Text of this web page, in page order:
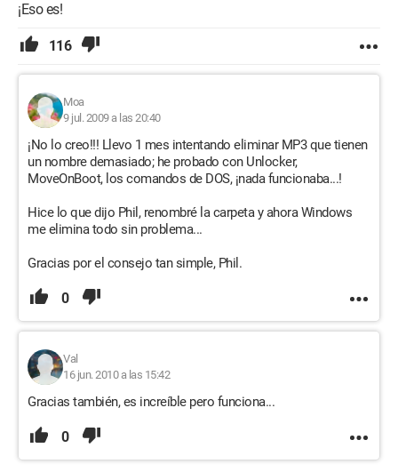
¡Eso es!
116
Moa
9 jul. 2009 a las 20:40
¡No lo creo!!! Llevo 1 mes intentando eliminar MP3 que tienen
un nombre demasiado; he probado con Unlocker,
MoveOnBoot, los comandos de DOS, ¡nada funcionaba...!
Hice lo que dijo Phil, renombré la carpeta y ahora Windows
me elimina todo sin problema...
Gracias por el consejo tan simple, Phil.
0
Val
16 jun. 2010 a las 15:42
Gracias también, es increíble pero funciona...
0